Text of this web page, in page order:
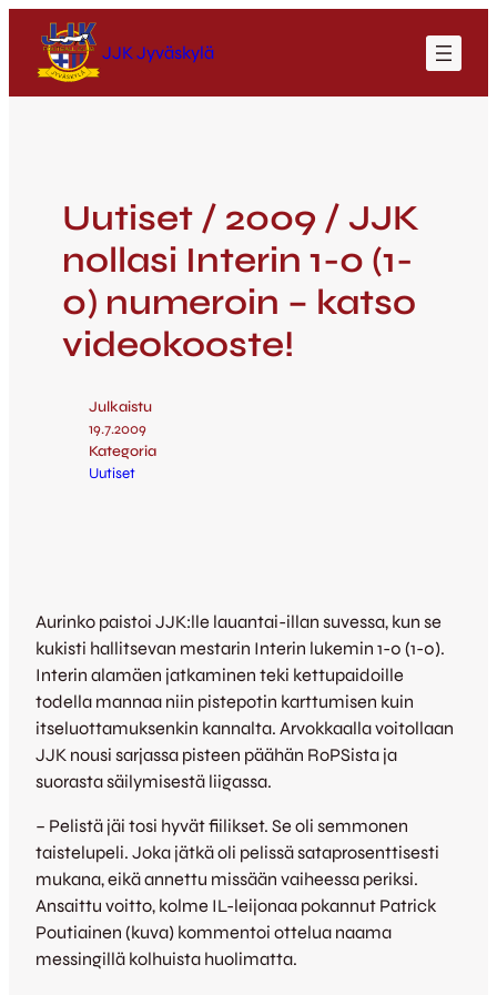
JJK Jyväskylä
Uutiset / 2009 / JJK
nollasi Interin 1-0 (1-
0) numeroin – katso
videokooste!
Julkaistu
19.7.2009
Kategoria
Uutiset
Aurinko paistoi JJK:lle lauantai-illan suvessa, kun se
kukisti hallitsevan mestarin Interin lukemin 1-0 (1-0).
Interin alamäen jatkaminen teki kettupaidoille
todella mannaa niin pistepotin karttumisen kuin
itseluottamuksenkin kannalta. Arvokkaalla voitollaan
JJK nousi sarjassa pisteen päähän RoPSista ja
suorasta säilymisestä liigassa.
– Pelistä jäi tosi hyvät fiilikset. Se oli semmonen
taistelupeli. Joka jätkä oli pelissä sataprosenttisesti
mukana, eikä annettu missään vaiheessa periksi.
Ansaittu voitto, kolme IL-leijonaa pokannut Patrick
Poutiainen (kuva) kommentoi ottelua naama
messingillä kolhuista huolimatta.